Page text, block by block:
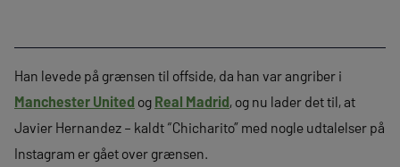
Han levede på grænsen til offside, da han var angriber i
Manchester United og Real Madrid, og nu lader det til, at
Javier Hernandez – kaldt “Chicharito” med nogle udtalelser på
Instagram er gået over grænsen.